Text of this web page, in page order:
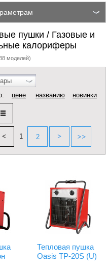
пушки / Газовые и
калориферы
моделей)
цене названию новинки
1 2
Тепловая пушка
Oasis TP-20S (U)